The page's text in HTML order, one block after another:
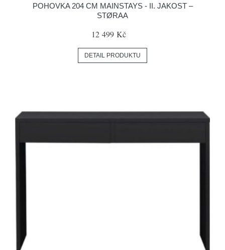
POHOVKA 204 CM MAINSTAYS - II. JAKOST –
STØRAA
12 499 Kč
DETAIL PRODUKTU